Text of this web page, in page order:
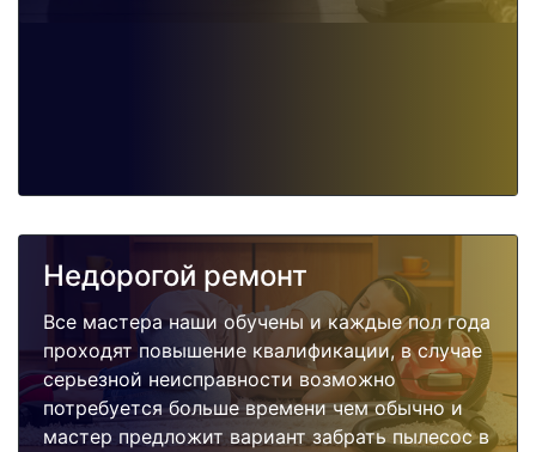
Недорогой ремонт
Все мастера наши обучены и каждые пол года
проходят повышение квалификации, в случае
серьезной неисправности возможно
потребуется больше времени чем обычно и
мастер предложит вариант забрать пылесос в